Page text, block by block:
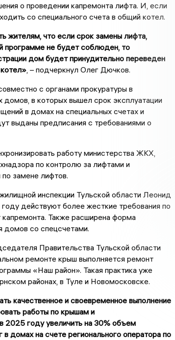
о проведении капремонта лифта. И, если
со специального счета в общий котел.
жителям, что если срок замены лифта,
программе не будет соблюден, то
дом будет принудительно переведен
, – подчеркнул Олег Дючков.
с органами прокуратуры в
домов, в которых вышел срок эксплуатации
в домах на специальных счетах и
выданы предписания с требованиями о
работу министерства ЖКХ,
по контролю за лифтами и
по замене лифтов.
инспекции Тульской области Леонид
действуют более жесткие требования по
Также расширена форма
домов со спецсчетами.
Правительства Тульской области
ремонте крыш выполняется ремонт
«Наш район». Такая практика уже
районах, в Туле и Новомосковске.
качественное и своевременное выполнение
работы по крышам и
2025 году увеличить на 30% объем
в домах на счете регионального оператора по